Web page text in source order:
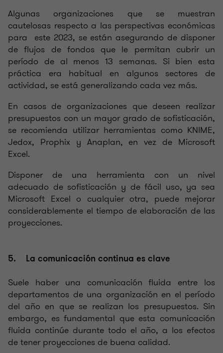
Algunas organizaciones que se muestran
cautelosas respecto a las perspectivas económicas
para este 2023, se están asegurando de disponer
de flujos de fondos que le permitan cubrir un
período de al menos 13 semanas. Si bien esta
práctica era habitual en algunos sectores de
actividad, se está generalizando cada vez más.
En casos de organizaciones que deseen realizar
presupuestos con un mayor grado de sofisticación,
se recomienda utilizar herramientas como KNIME,
Jedox, Prophix y Anaplan, en vez de Microsoft
Excel.
Disponer de una herramienta con un nivel
adecuado de sofisticación y de fácil uso, ya sea
Microsoft Excel o cualquier otra, puede mejorar
considerablemente el tiempo de elaboración de las
proyecciones.
5. La comunicación continua es clave
Suele haber una comunicación fluida entre los
departamentos de una organización en el período
del año en que se realizan los presupuestos. Sin
embargo, es fundamental que esta comunicación
fluida continúe durante todo el año, a los efectos
de tener proyecciones de buena calidad.